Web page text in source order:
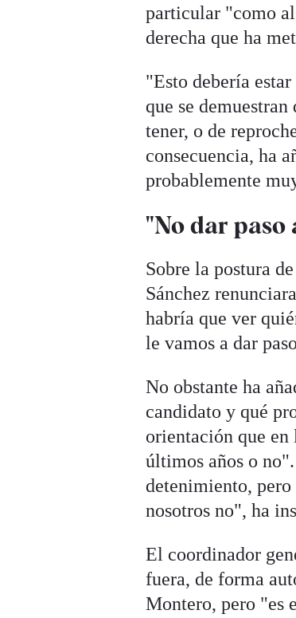
particular "como
derecha que ha
"Esto debería
que se
tener, o de
consecuencia, ha
probablemente
"No dar paso
Sobre la postura
Sánchez
habría que ver
le vamos a dar
No obstante ha
candidato y qué
orientación que en
últimos años o
detenimiento, pero
nosotros no", ha
El coordinador
fuera, de forma
Montero, pero "es